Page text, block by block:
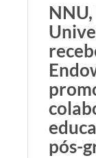
NNU,
pós-